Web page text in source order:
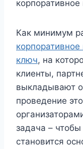
Как минимум
ключ, на
клиенты,
выкладывают
проведение
задача –
становится